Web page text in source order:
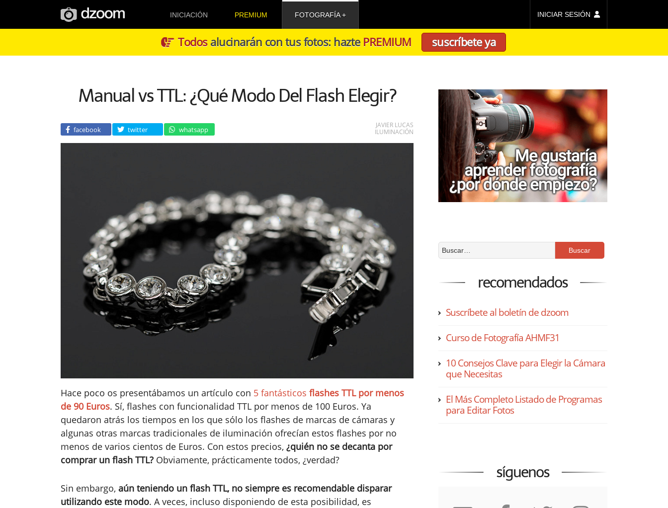
INICIACIÓN PREMIUM FOTOGRAFÍA INICIAR SESIÓN
Todosalucinarán con tus fotos: hazte PREMIUM suscríbete ya
Manual vs TTL: ¿Qué Modo Del Flash Elegir?
facebook twitter whatsapp
JAVIER LUCAS
ILUMINACIÓN
Hace poco os presentábamos un artículo con 5 fantásticos flashes TTL por menos
de 90 Euros. Sí, flashes con funcionalidad TTL por menos de 100 Euros. Ya
quedaron atrás los tiempos en los que sólo los flashes de marcas de cámaras y
algunas otras marcas tradicionales de iluminación ofrecían estos flashes por no
menos de varios cientos de Euros. Con estos precios, ¿quién no se decanta por
comprar un flash TTL? Obviamente, prácticamente todos, ¿verdad?
Sin embargo, aún teniendo un flash TTL, no siempre es recomendable disparar
utilizando este modo. A veces, incluso disponiendo de esta posibilidad, es
recomendados
Suscríbete al boletín de dzoom
Curso de Fotografía AHMF31
10 Consejos Clave para Elegir la Cámara
que Necesitas
El Más Completo Listado de Programas
para Editar Fotos
síguenos